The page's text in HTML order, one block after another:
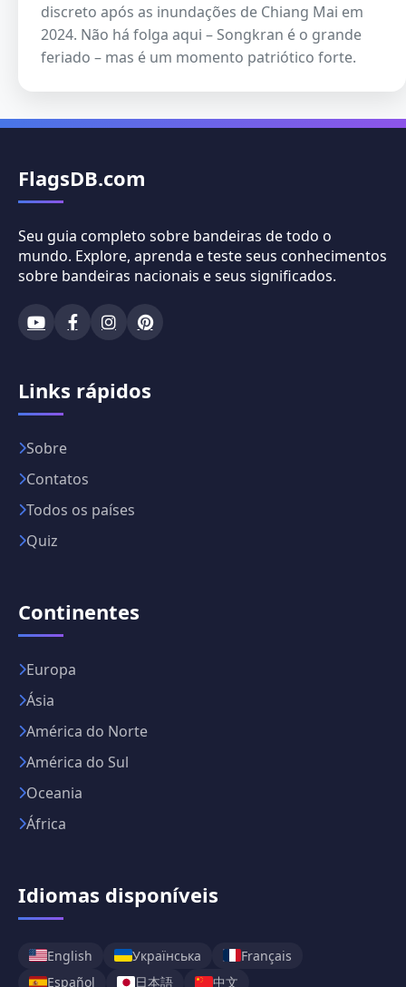
discreto após as inundações de Chiang Mai em
2024. Não há folga aqui – Songkran é o grande
feriado – mas é um momento patriótico forte.
FlagsDB.com
Seu guia completo sobre bandeiras de todo o
mundo. Explore, aprenda e teste seus conhecimentos
sobre bandeiras nacionais e seus significados.
Links rápidos
Sobre
Contatos
Todos os países
Quiz
Continentes
Europa
Ásia
América do Norte
América do Sul
Oceania
África
Idiomas disponíveis
English Українська
Français
Español
日本語 中文